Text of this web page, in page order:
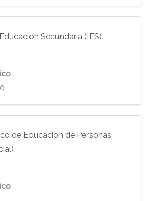
Secundaria (IES)
de Educación de Personas